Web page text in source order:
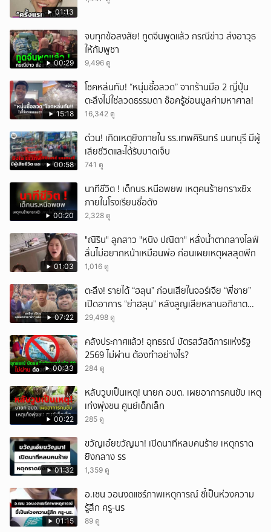
01:13
00:29
จบทุกข้อสงสัย! ทูตจีนพูดแล้ว กรณีข่าว ส่งอาวุธ
ให้กัมพูชา
9,496 ดู
15:18
โชคหล่นทับ! “หนุ่มซื้อลวด” จากร้านมือ 2 ญี่ปุ่น
ตะลึงไม่ใช่ลวดธรรมดา ช็อครู้ซ่อนมูลค่ามหาศาล!
16,342 ดู
00:58
ด่วน! เกิดเหตุยิงภายใน รร.เทพศิรินทร์ นนทบุรี มีผู้
เสียชีวิตและได้รับบาดเจ็บ
741 ดู
00:20
นาทีชีวิต ! เด็กนร.หนีอพยพ เหตุคนร้ายกราxยิx
ภายในโรงเรียนชื่อดัง
2,328 ดู
01:03
"ณิริน" ลูกสาว "หนิง ปณิตา" หลั่งน้ำตากลางไลฟ์
ลั่นไม่อยากหน้าเหมือนพ่อ ก่อนเผยเหตุผลสุดพีก
1,016 ดู
07:22
ตะลึง! รายได้ “ฮลุน” ก่อนเสียในจอร์เจีย “พี่ชาย”
เปิดอาการ “ย่าฮลุน” หลังสูญเสียหลานอภิชาต
บุตร!
29,498 ดู
00:33
คลังประกาศแล้ว! อุทธรณ์ บัตรสวัสดิการแห่งรัฐ
2569 ไม่ผ่าน ต้องทำอย่างไร?
284 ดู
00:22
หลับวูบเป็นเหตุ! นายก อบต. เผยอาการคนขับ เหตุ
เก๋งพุ่งชน ศูนย์เด็กเล็ก
285 ดู
01:32
ขวัญเอ๋ยขวัญมา! เปิดนาทีหลบคนร้าย เหตุกราด
ยิงกลาง รร
1,359 ดู
01:15
อ.เชน วอนงดแชร์ภาพเหตุการณ์ ชี้เป็นห่วงความ
รู้สึก ครู-นร
89 ดู